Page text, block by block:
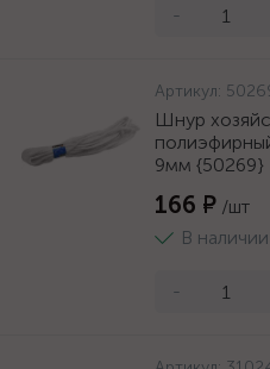
-
Артикул:
Шнур
9мм {50269}
166 ₽ /шт
В
-